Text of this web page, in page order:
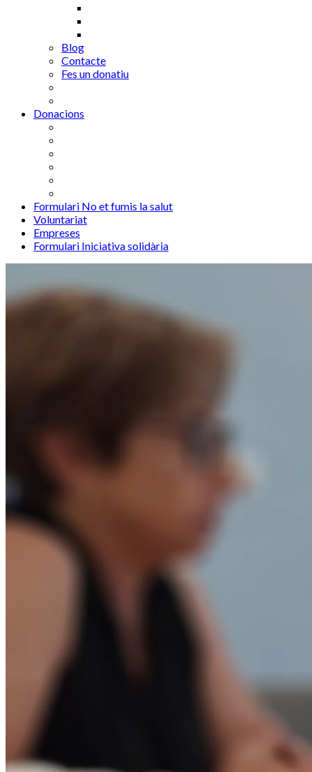
Blog
Contacte
Fes un donatiu
Donacions
Formulari No et fumis la salut
Voluntariat
Empreses
Formulari Iniciativa solidària